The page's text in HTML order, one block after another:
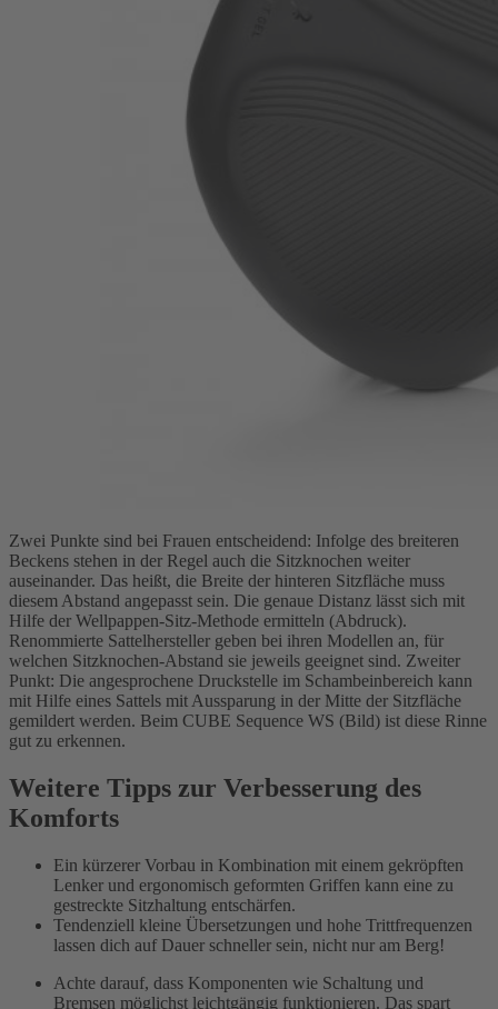
Zwei Punkte sind bei Frauen entscheidend: Infolge des breiteren
Beckens stehen in der Regel auch die Sitzknochen weiter
auseinander. Das heißt, die Breite der hinteren Sitzfläche muss
diesem Abstand angepasst sein. Die genaue Distanz lässt sich mit
Hilfe der Wellpappen-Sitz-Methode ermitteln (Abdruck).
Renommierte Sattelhersteller geben bei ihren Modellen an, für
welchen Sitzknochen-Abstand sie jeweils geeignet sind. Zweiter
Punkt: Die angesprochene Druckstelle im Schambeinbereich kann
mit Hilfe eines Sattels mit Aussparung in der Mitte der Sitzfläche
gemildert werden. Beim CUBE Sequence WS (Bild) ist diese Rinne
gut zu erkennen.
Weitere Tipps zur Verbesserung des
Komforts
Ein kürzerer Vorbau in Kombination mit einem gekröpften
Lenker und ergonomisch geformten Griffen kann eine zu
gestreckte Sitzhaltung entschärfen.
Tendenziell kleine Übersetzungen und hohe Trittfrequenzen
lassen dich auf Dauer schneller sein, nicht nur am Berg!
Achte darauf, dass Komponenten wie Schaltung und
Bremsen möglichst leichtgängig funktionieren. Das spart